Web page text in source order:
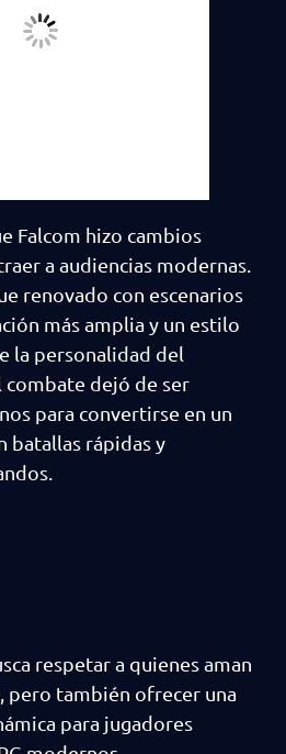
Falcom hizo cambios
a audiencias modernas.
renovado con escenarios
más amplia y un estilo
la personalidad del
combate dejó de ser
para convertirse en un
batallas rápidas y
respetar a quienes aman
pero también ofrecer una
para jugadores